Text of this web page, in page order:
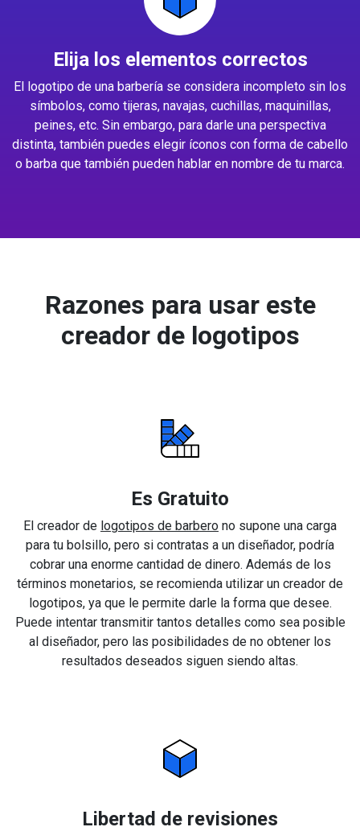
Elija los elementos correctos
El logotipo de una barbería se considera incompleto sin los
símbolos, como tijeras, navajas, cuchillas, maquinillas,
peines, etc. Sin embargo, para darle una perspectiva
distinta, también puedes elegir íconos con forma de cabello
o barba que también pueden hablar en nombre de tu marca.
Razones para usar este
creador de logotipos
Es Gratuito
El creador de logotipos de barbero no supone una carga
para tu bolsillo, pero si contratas a un diseñador, podría
cobrar una enorme cantidad de dinero. Además de los
términos monetarios, se recomienda utilizar un creador de
logotipos, ya que le permite darle la forma que desee.
Puede intentar transmitir tantos detalles como sea posible
al diseñador, pero las posibilidades de no obtener los
resultados deseados siguen siendo altas.
Libertad de revisiones